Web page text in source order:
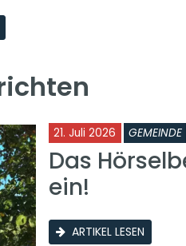
21. Juli 2026 GEMEINDE
Das
ein!
ARTIKEL LESEN